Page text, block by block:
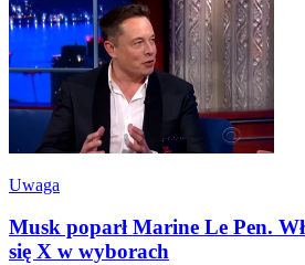
Uwaga
Musk poparł Marine Le Pen.
się X w wyborach